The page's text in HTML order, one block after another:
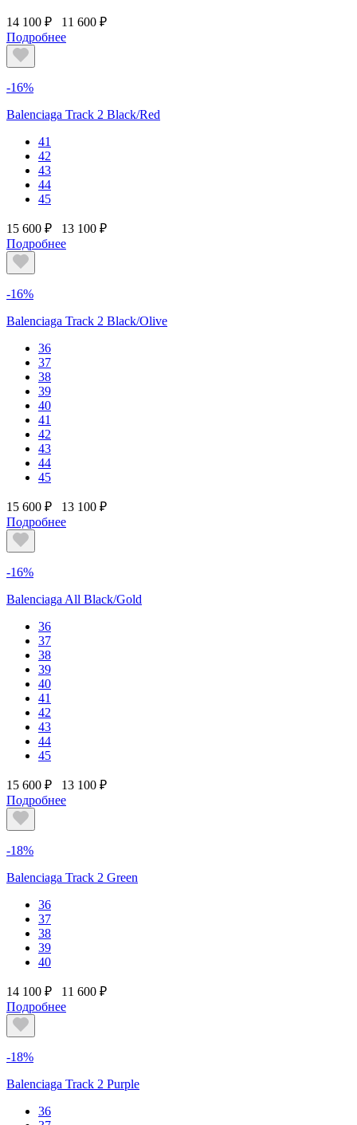
14 100 ₽
11 600 ₽
Подробнее
-16%
Balenciaga Track 2 Black/Red
41
42
43
44
45
15 600 ₽
13 100 ₽
Подробнее
-16%
Balenciaga Track 2 Black/Olive
36
37
38
39
40
41
42
43
44
45
15 600 ₽
13 100 ₽
Подробнее
-16%
Balenciaga All Black/Gold
36
37
38
39
40
41
42
43
44
45
15 600 ₽
13 100 ₽
Подробнее
-18%
Balenciaga Track 2 Green
36
37
38
39
40
14 100 ₽
11 600 ₽
Подробнее
-18%
Balenciaga Track 2 Purple
36